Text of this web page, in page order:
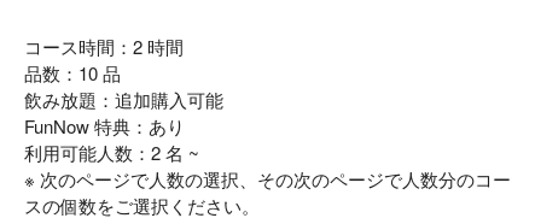
コース時間：2 時間
品数：10 品
飲み放題：追加購入可能
FunNow 特典：あり
利用可能人数：2 名 ~
※ 次のページで人数の選択、その次のページで人数分のコー
スの個数をご選択ください。